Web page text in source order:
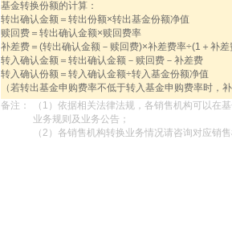
基金转换份额的计算：
转出确认金额＝转出份额×转出基金份额净值
赎回费＝转出确认金额×赎回费率
补差费＝(转出确认金额－赎回费)×补差费率÷(1＋补差
转入确认金额＝转出确认金额－赎回费－补差费
转入确认份额＝转入确认金额÷转入基金份额净值
（若转出基金申购费率不低于转入基金申购费率时，
备注：
（1）依据相关法律法规，各销售机构可以在
业务规则及业务公告；
（2）各销售机构转换业务情况请咨询对应销